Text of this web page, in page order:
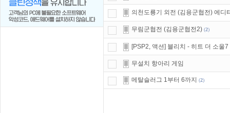
의천도룡기 외전 (김용군협전) 에디
무림군협전 (김용군협전2) (2)
[PSP2, 액션] 블리치 - 히트 더 소울
무설치 항아리 게임
메탈슬러그 1부터 6까지 (2)